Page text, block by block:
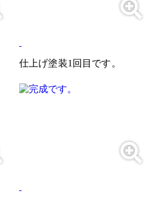
仕上げ塗装1回目です。